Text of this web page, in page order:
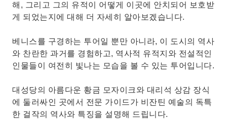
해, 그리고 그의 유적이 어떻게 이곳에 안치되어 보호받
게 되었는지에 대해 더 자세히 알아보겠습니다.
베니스를 구경하는 투어일 뿐만 아니라, 이 도시의 역사
와 찬란한 과거를 경험하고, 역사적 유적지와 전설적인
인물들이 여전히 빛나는 모습을 볼 수 있는 투어입니다.
대성당의 아름다운 황금 모자이크와 대리석 상감 장식
에 둘러싸인 곳에서 전문 가이드가 비잔틴 예술의 독특
한 걸작의 역사와 특징을 설명해 드립니다.